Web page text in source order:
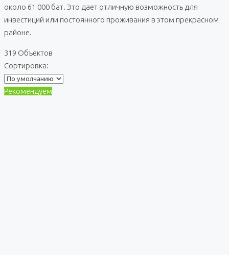
около 61 000 бат. Это дает отличную возможность для
инвестиций или постоянного проживания в этом прекрасном
районе.
319 Объектов
Сортировка:
Рекомендуем